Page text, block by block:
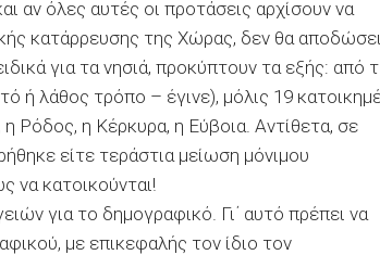
αν όλες αυτές οι προτάσεις αρχίσουν να
κατάρρευσης της Χώρας, δεν θα
για τα νησιά, προκύπτουν τα εξής: από
ή λάθος τρόπο – έγινε), μόλις 19
Ρόδος, η Κέρκυρα, η Εύβοια. Αντίθετα, σε
είτε τεράστια μείωση μόνιμου
να κατοικούνται!
για το δημογραφικό. Γι΄ αυτό πρέπει να
με επικεφαλής τον ίδιο τον